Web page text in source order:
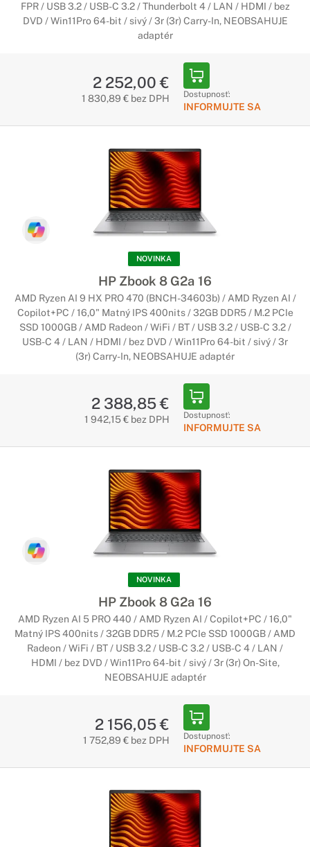
FPR / USB 3.2 / USB-C 3.2 / Thunderbolt 4 / LAN / HDMI / bez
DVD / Win11Pro 64-bit / sivý / 3r (3r) Carry-In, NEOBSAHUJE
adaptér
2 252,00 €
1 830,89 € bez DPH Dostupnosť:
INFORMUJTE SA
NOVINKA
HP Zbook 8 G2a 16
AMD Ryzen AI 9 HX PRO 470 (BNCH-34603b) / AMD Ryzen AI /
Copilot+PC / 16,0" Matný IPS 400nits / 32GB DDR5 / M.2 PCIe
SSD 1000GB / AMD Radeon / WiFi / BT / USB 3.2 / USB-C 3.2 /
USB-C 4 / LAN / HDMI / bez DVD / Win11Pro 64-bit / sivý / 3r
(3r) Carry-In, NEOBSAHUJE adaptér
2 388,85 €
1 942,15 € bez DPH Dostupnosť:
INFORMUJTE SA
NOVINKA
HP Zbook 8 G2a 16
AMD Ryzen AI 5 PRO 440 / AMD Ryzen AI / Copilot+PC / 16,0"
Matný IPS 400nits / 32GB DDR5 / M.2 PCIe SSD 1000GB / AMD
Radeon / WiFi / BT / USB 3.2 / USB-C 3.2 / USB-C 4 / LAN /
HDMI / bez DVD / Win11Pro 64-bit / sivý / 3r (3r) On-Site,
NEOBSAHUJE adaptér
2 156,05 €
1 752,89 € bez DPH Dostupnosť:
INFORMUJTE SA